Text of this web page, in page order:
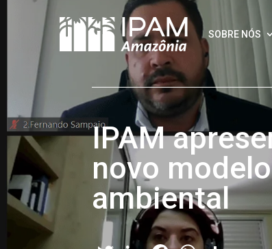
SOBRE NÓS
IPAM
novo
ambiental